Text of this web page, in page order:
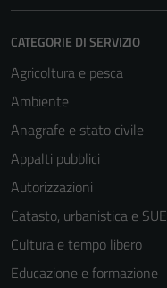
CATEGORIE DI SERVIZIO
Agricoltura e pesca
Ambiente
Anagrafe e stato civile
Appalti pubblici
Autorizzazioni
Catasto, urbanistica e SUE
Cultura e tempo libero
Educazione e formazione